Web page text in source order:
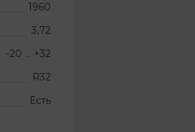
1960
3,72
-20 … +32
R32
Есть